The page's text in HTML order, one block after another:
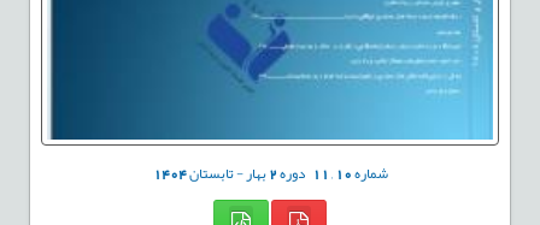
شماره10
,
11 دوره2بهار - تابستان1404